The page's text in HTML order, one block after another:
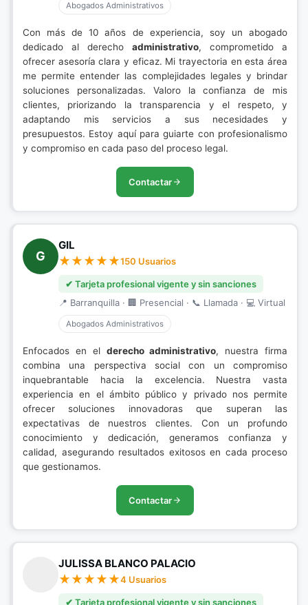
Abogados Administrativos
Con más de 10 años de experiencia, soy un abogado
dedicado al derecho administrativo, comprometido a
ofrecer asesoría clara y eficaz. Mi trayectoria en esta área
me permite entender las complejidades legales y brindar
soluciones personalizadas. Valoro la confianza de mis
clientes, priorizando la transparencia y el respeto, y
adaptando mis servicios a sus necesidades y
presupuestos. Estoy aquí para guiarte con profesionalismo
y compromiso en cada paso del proceso legal.
Contactar
G
GIL
150 Usuarios
✔ Tarjeta profesional vigente y sin sanciones
📍 Barranquilla · 🏢 Presencial · 📞 Llamada · 💻 Virtual
Abogados Administrativos
Enfocados en el derecho administrativo, nuestra firma
combina una perspectiva social con un compromiso
inquebrantable hacia la excelencia. Nuestra vasta
experiencia en el ámbito público y privado nos permite
ofrecer soluciones innovadoras que superan las
expectativas de nuestros clientes. Con un profundo
conocimiento y dedicación, generamos confianza y
calidad, asegurando resultados exitosos en cada proceso
que gestionamos.
Contactar
JULISSA BLANCO PALACIO
4 Usuarios
✔ Tarjeta profesional vigente y sin sanciones